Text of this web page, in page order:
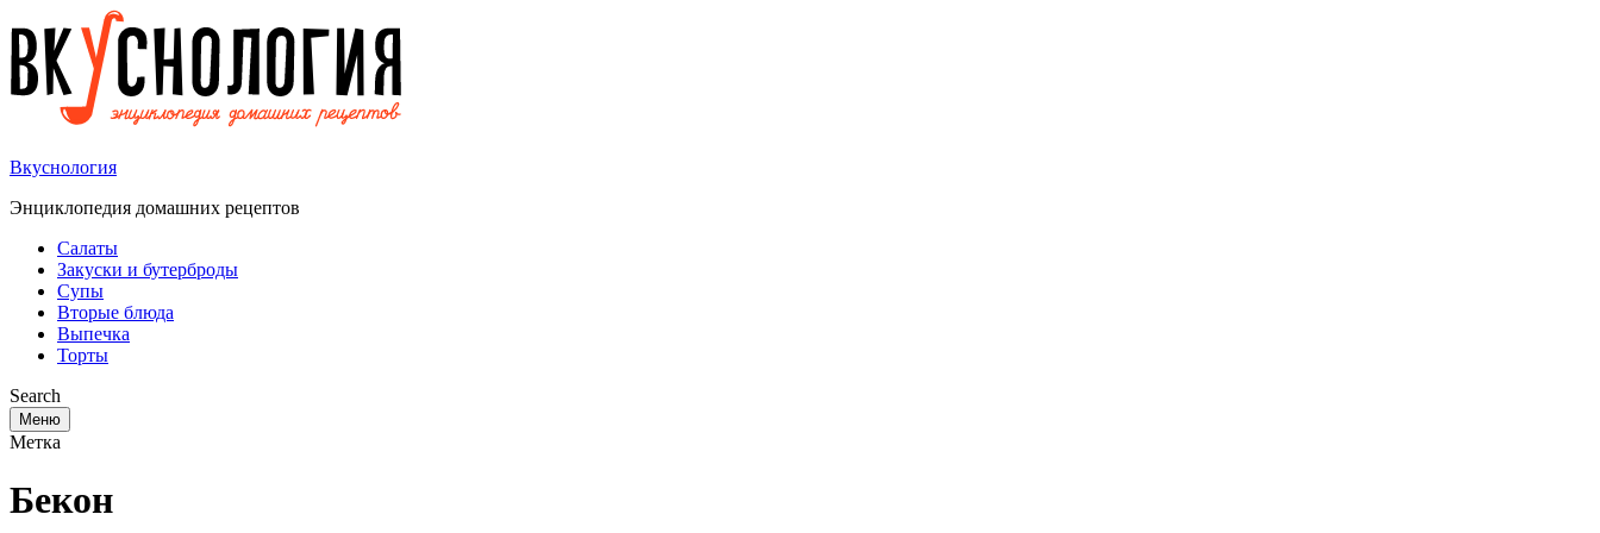
Вкуснология
Энциклопедия домашних рецептов
Салаты
Закуски и бутерброды
Супы
Вторые блюда
Выпечка
Торты
Search
Меню
Метка
Бекон